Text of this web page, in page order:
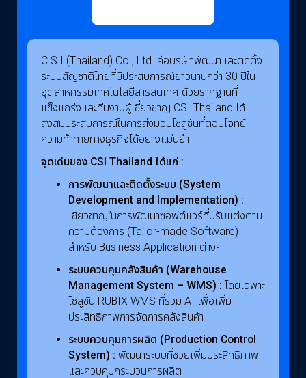
C.S.I (Thailand) Co., Ltd. คือบริษัทพัฒนาและติดตั้ง
ระบบสัญชาติไทยที่มีประสบการณ์ยาวนานกว่า 30 ปีใน
อุตสาหกรรมเทคโนโลยีสารสนเทศ ด้วยรากฐานที่
แข็งแกร่งและทีมงานผู้เชี่ยวชาญ CSI Thailand ได้
สั่งสมประสบการณ์ในการส่งมอบโซลูชันที่ตอบโจทย์
ความท้าทายทางธุรกิจได้อย่างแม่นยำ
จุดเด่นของ CSI Thailand ได้แก่ :
การพัฒนาและติดตั้งระบบ (System
Development and Implementation) :
เชี่ยวชาญในการพัฒนาซอฟต์แวร์ที่ปรับแต่งตาม
ความต้องการ (Tailor-made Software)
สำหรับ Business Application ต่างๆ
ระบบควบคุมคลังสินค้า (Warehouse
Management System – WMS) : โดยเฉพาะ
โซลูชัน RUBIX WMS ที่รวม AI เพื่อเพิ่ม
ประสิทธิภาพการจัดการคลังสินค้า
ระบบควบคุมการผลิต (Production Control
System) : พัฒนาระบบที่ช่วยเพิ่มประสิทธิภาพ
และควบคุมกระบวนการผลิต